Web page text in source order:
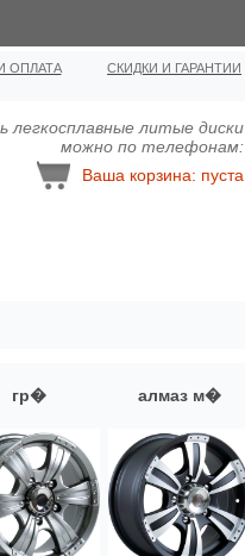
ОПЛАТА СКИДКИ И ГАРАНТИИ
легкосплавные литыe диcки
можно по телефонам:
Ваша корзина: пуста
гр� алмаз м�